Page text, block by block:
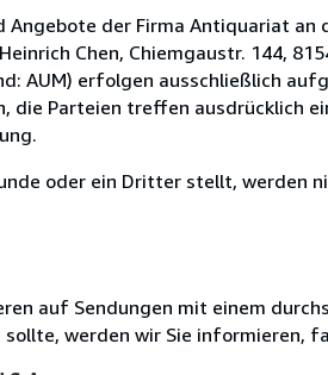
Angebote der Firma Antiquariat an
Chen, Chiemgaustr. 144,
AUM) erfolgen ausschließlich
die Parteien treffen ausdrücklich
oder ein Dritter stellt, werden
auf Sendungen mit einem
werden wir Sie informieren,